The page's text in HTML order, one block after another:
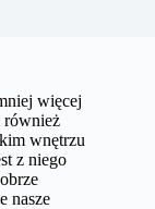
więcej
również
wnętrzu
z niego
nasze